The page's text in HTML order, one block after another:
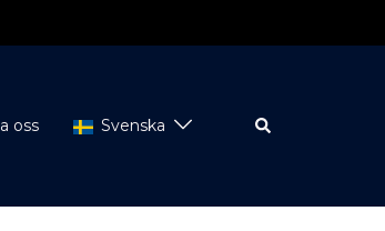
oss Svenska Sök